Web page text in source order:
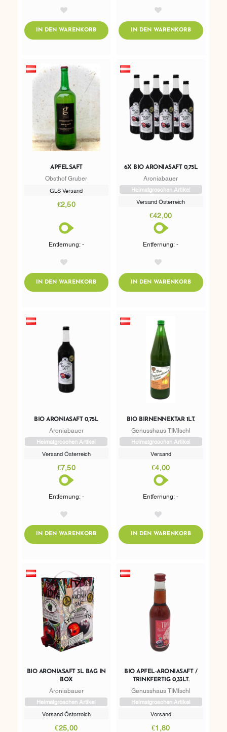
IN DEN WARENKORBADDTOCART IN DEN WARENKORBADDTOCART
APFELSAFT
Obsthof Gruber
GLS Versand
€2,50
Entfernung: -
IN DEN WARENKORBADDTOCART
6X BIO ARONIASAFT 0,75L
Aroniabauer
Heimatgroschen Artikel
Versand Österreich
€42,00
Entfernung: -
IN DEN WARENKORBADDTOCART
BIO ARONIASAFT 0,75L
Aroniabauer
Heimatgroschen Artikel
Versand Österreich
€7,50
Entfernung: -
IN DEN WARENKORBADDTOCART
BIO BIRNENNEKTAR 1LT.
Genusshaus TIMIschl
Heimatgroschen Artikel
Versand
€4,00
Entfernung: -
IN DEN WARENKORBADDTOCART
BIO ARONIASAFT 3L BAG IN
BOX
Aroniabauer
Heimatgroschen Artikel
Versand Österreich
€25,00
BIO APFEL-ARONIASAFT /
TRINKFERTIG 0,33LT.
Genusshaus TIMIschl
Heimatgroschen Artikel
Versand
€1,80